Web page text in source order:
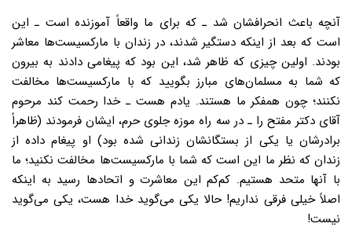
آنچه باعث انحرافشان شد ـ که براى ما واقعاً آموزنده است ـ این
است که بعد از اینکه دستگیر شدند، در زندان با مارکسیست‌ها معاشر
بودند. اولین چیزى که ظاهر شد، این بود که پیغامی دادند به بیرون
که شما به مسلمان‌هاى مبارز بگویید که با مارکسیست‌ها مخالفت
نکنند؛ چون همفکر ما هستند. یادم هست ـ خدا رحمت کند مرحوم
آقاى دکتر مفتح را ـ در سه راه موزه جلوى حرم، ایشان فرمودند (ظاهراً
برادرشان یا یکى از بستگانشان زندانى شده بود) او پیغام داده از
زندان که نظر ما این است که شما با مارکسیست‌ها مخالفت نکنید؛ ما
با آنها متحد هستیم. کم‌کم این معاشرت و اتحادها رسید به اینکه
اصلاً خیلى فرقى نداریم! حالا یکى مى‌گوید خدا هست، یکى مى‌گوید
نیست!